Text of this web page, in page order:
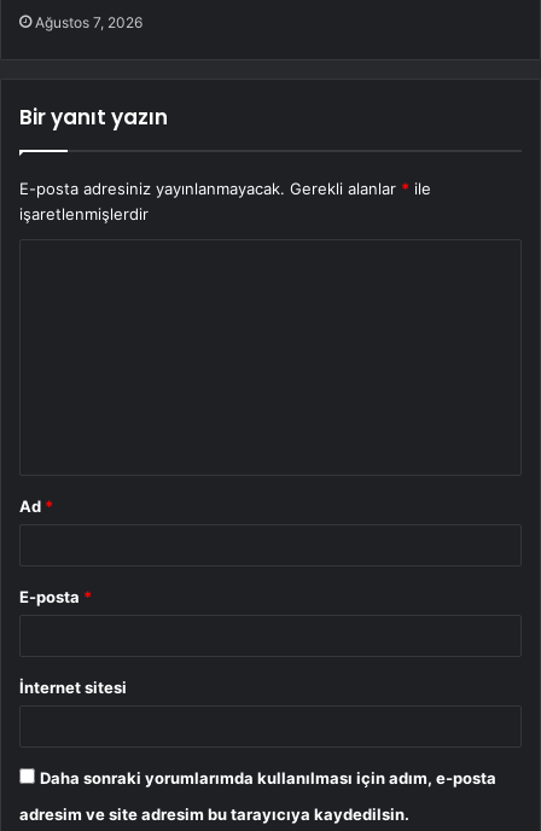
Ağustos 7, 2026
Bir yanıt yazın
E-posta adresiniz yayınlanmayacak. Gerekli alanlar * ile
işaretlenmişlerdir
Ad *
E-posta *
İnternet sitesi
Daha sonraki yorumlarımda kullanılması için adım, e-posta
adresim ve site adresim bu tarayıcıya kaydedilsin.